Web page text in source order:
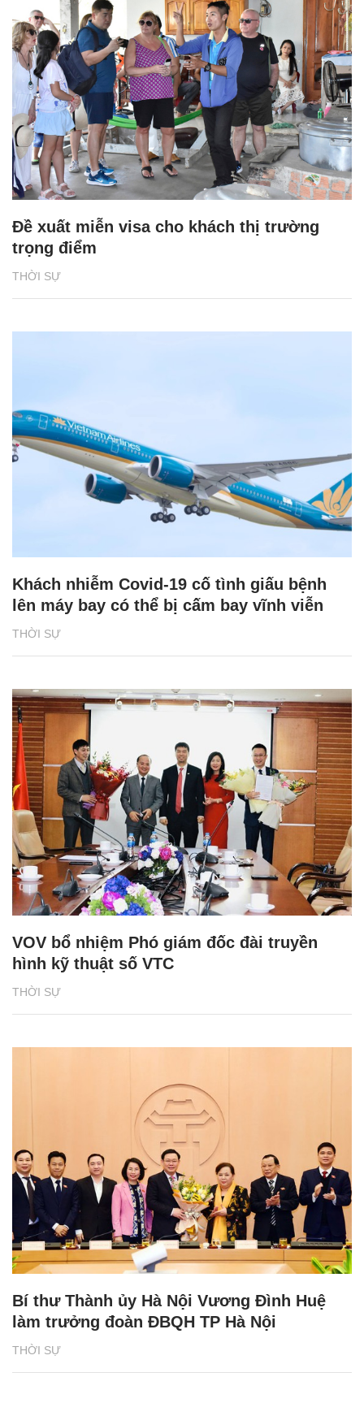
THỜI SỰ
Đề xuất miễn visa cho khách thị trường
trọng điểm
THỜI SỰ
Khách nhiễm Covid-19 cố tình giấu bệnh
lên máy bay có thể bị cấm bay vĩnh viễn
THỜI SỰ
VOV bổ nhiệm Phó giám đốc đài truyền
hình kỹ thuật số VTC
THỜI SỰ
Bí thư Thành ủy Hà Nội Vương Đình Huệ
làm trưởng đoàn ĐBQH TP Hà Nội